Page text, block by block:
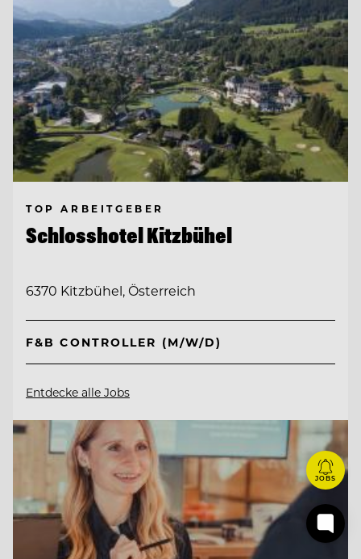
TOP ARBEITGEBER
Schlosshotel Kitzbühel
6370 Kitzbühel, Österreich
F&B CONTROLLER (M/W/D)
Entdecke alle Jobs
JOBS